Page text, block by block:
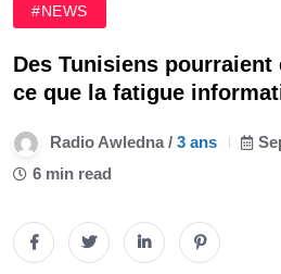
#NEWS
Des Tunisiens pourraient
ce que la fatigue
Radio Awledna / 3 ans
6 min read